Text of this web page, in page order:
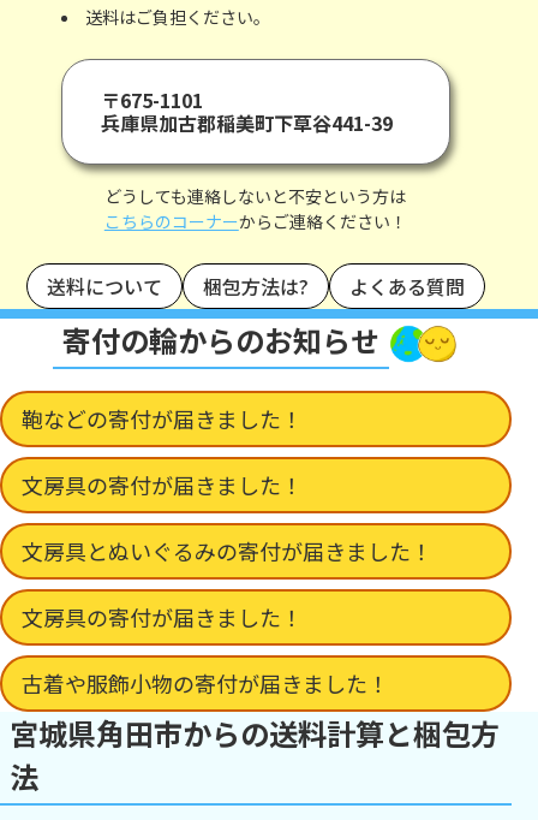
送料はご負担ください。
〒675-1101
兵庫県加古郡稲美町下草谷441-39
どうしても連絡しないと不安という方は
こちらのコーナーからご連絡ください！
送料について 梱包方法は? よくある質問
寄付の輪からのお知らせ
鞄などの寄付が届きました！
文房具の寄付が届きました！
文房具とぬいぐるみの寄付が届きました！
文房具の寄付が届きました！
古着や服飾小物の寄付が届きました！
宮城県角田市からの送料計算と梱包方
法